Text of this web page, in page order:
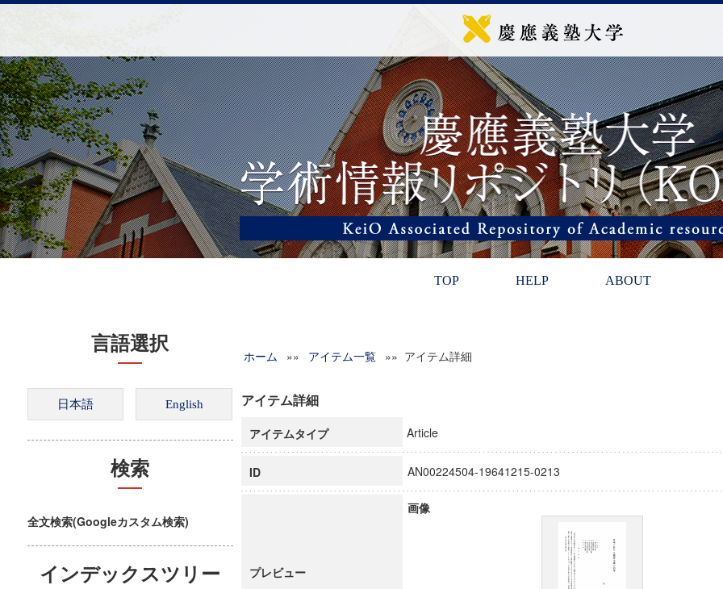
TOP HELP ABOUT
言語選択
検索
全文検索(Googleカスタム検索)
インデックスツリー
ホーム »» アイテム一覧 »» アイテム詳細
アイテム詳細
アイテムタイプ Article
ID AN00224504-19641215-0213
プレビュー
画像